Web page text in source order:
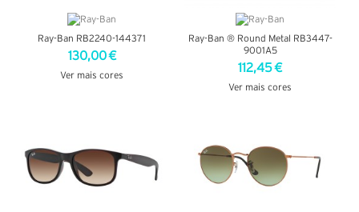
Ray-Ban RB2240-144371
130,00 €
Ver mais cores
Ray-Ban ® Round Metal RB3447-
9001A5
112,45 €
Ver mais cores